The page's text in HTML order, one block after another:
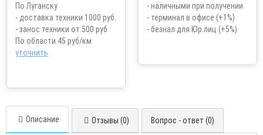
По Луганску
- доставка техники 1000 руб.
- занос техники от 500 руб
По области 45 руб/км
уточнить
- наличными при получении
- терминал в офисе (+1%)
- безнал для Юр.лиц (+5%)
Описание Отзывы (0) Вопрос - ответ (0)